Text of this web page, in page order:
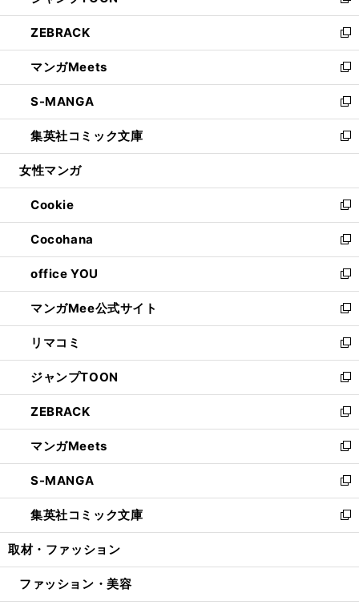
開
く
ウ
で
開
く
ン
ド
ウ
で
開
く
ウ
ィ
ン
ド
ウ
で
開
く
し
い
ウ
ィ
ン
ド
ウ
で
開
ZEBRACK
新
し
い
ウ
ィ
ン
ド
ウ
開
く
マンガMeets
新
し
い
ウ
ィ
ン
ウ
で
開
く
S-MANGA
新
し
い
ウ
ン
ド
ウ
で
開
く
集英社コミック文庫
新
し
ウ
ィ
ン
ド
ウ
で
開
く
女性マンガ
Cookie
新
し
い
ウ
ィ
ン
ド
ウ
で
開
く
Cocohana
新
し
い
ウ
ィ
ン
ド
ウ
で
開
く
office YOU
新
し
い
ウ
ィ
ン
ド
ウ
で
開
く
マンガMee公式サイト
新
し
い
ウ
ィ
ン
ド
ウ
で
開
く
リマコミ
新
し
い
ウ
ィ
ン
ド
ウ
で
開
く
ジャンプTOON
新
し
い
ウ
ィ
ン
ド
ウ
で
開
ZEBRACK
新
し
い
ウ
ィ
ン
ド
ウ
開
マンガMeets
新
し
い
ウ
ィ
ン
ウ
開
S-MANGA
新
し
い
ウ
ン
ウ
集英社コミック文庫
新
し
ウ
取材・ファッション
ファッション・美容